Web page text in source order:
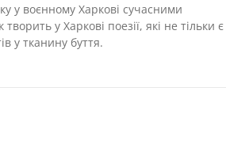
у воєнному Харкові сучасними
у Харкові поезії, які не тільки є
у тканину буття.